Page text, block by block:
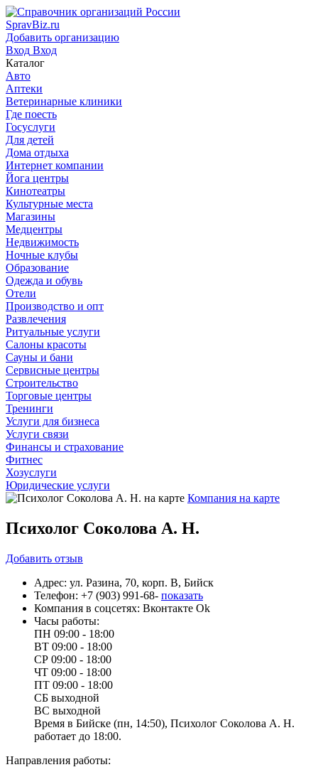
SpravBiz.ru
Добавить организацию
Вход Вход
Каталог
Авто
Аптеки
Ветеринарные клиники
Где поесть
Госуслуги
Для детей
Дома отдыха
Интернет компании
Йога центры
Кинотеатры
Культурные места
Магазины
Медцентры
Недвижимость
Ночные клубы
Образование
Одежда и обувь
Отели
Производство и опт
Развлечения
Ритуальные услуги
Салоны красоты
Сауны и бани
Сервисные центры
Строительство
Торговые центры
Тренинги
Услуги для бизнеса
Услуги связи
Финансы и страхование
Фитнес
Хозуслуги
Юридические услуги
Компания на карте
Психолог Соколова А. Н.
Добавить отзыв
Адрес: ул. Разина, 70, корп. В, Бийск
Телефон: +7 (903) 991-68- показать
Компания в соцсетях: Вконтакте Ok
Часы работы:
ПН 09:00 - 18:00
ВТ 09:00 - 18:00
СР 09:00 - 18:00
ЧТ 09:00 - 18:00
ПТ 09:00 - 18:00
СБ выходной
ВС выходной
Время в Бийске (пн, 14:50), Психолог Соколова А. Н.
работает до 18:00.
Направления работы: